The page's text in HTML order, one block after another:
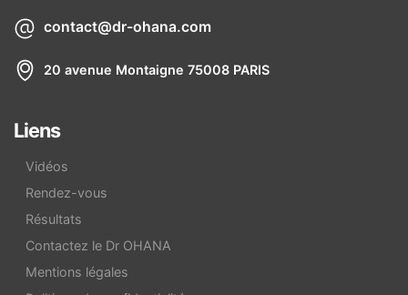
contact@dr-ohana.com
20 avenue Montaigne 75008 PARIS
Liens
Vidéos
Rendez-vous
Résultats
Contactez le Dr OHANA
Mentions légales